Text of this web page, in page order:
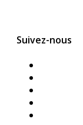
Suivez-nous